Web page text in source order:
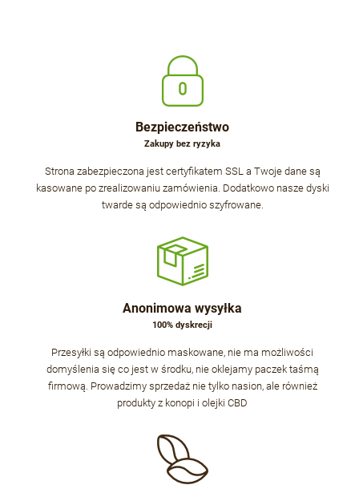
Bezpieczeństwo
Zakupy bez ryzyka
Strona zabezpieczona jest certyfikatem SSL a Twoje dane są
kasowane po zrealizowaniu zamówienia. Dodatkowo nasze dyski
twarde są odpowiednio szyfrowane.
Anonimowa wysyłka
100% dyskrecji
Przesyłki są odpowiednio maskowane, nie ma możliwości
domyślenia się co jest w środku, nie oklejamy paczek taśmą
firmową. Prowadzimy sprzedaż nie tylko nasion, ale również
produkty z konopi i olejki CBD